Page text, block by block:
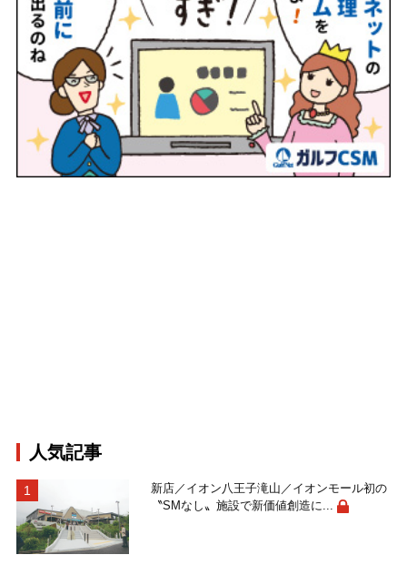
人気記事
新店／イオン八王子滝山／イオンモール初の
〝SMなし〟施設で新価値創造に...